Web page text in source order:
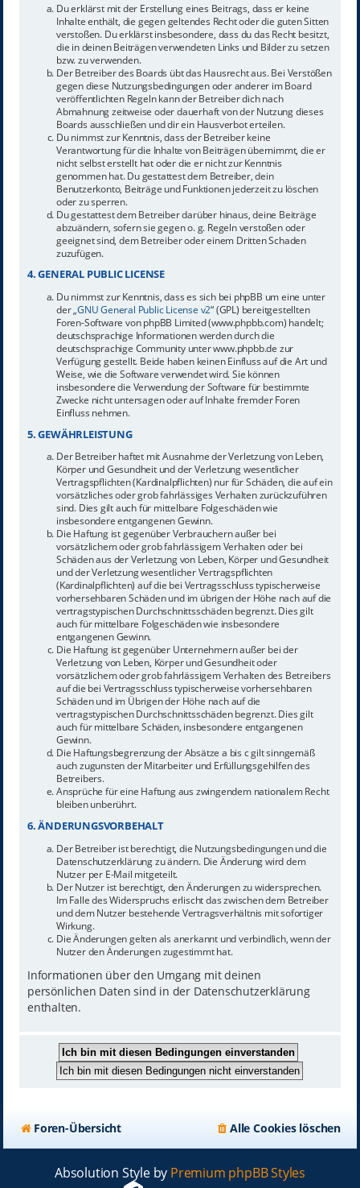
Du erklärst mit der Erstellung eines Beitrags, dass er keine
Inhalte enthält, die gegen geltendes Recht oder die guten Sitten
verstoßen. Du erklärst insbesondere, dass du das Recht besitzt,
die in deinen Beiträgen verwendeten Links und Bilder zu setzen
bzw. zu verwenden.
Der Betreiber des Boards übt das Hausrecht aus. Bei Verstößen
gegen diese Nutzungsbedingungen oder anderer im Board
veröffentlichten Regeln kann der Betreiber dich nach
Abmahnung zeitweise oder dauerhaft von der Nutzung dieses
Boards ausschließen und dir ein Hausverbot erteilen.
Du nimmst zur Kenntnis, dass der Betreiber keine
Verantwortung für die Inhalte von Beiträgen übernimmt, die er
nicht selbst erstellt hat oder die er nicht zur Kenntnis
genommen hat. Du gestattest dem Betreiber, dein
Benutzerkonto, Beiträge und Funktionen jederzeit zu löschen
oder zu sperren.
Du gestattest dem Betreiber darüber hinaus, deine Beiträge
abzuändern, sofern sie gegen o. g. Regeln verstoßen oder
geeignet sind, dem Betreiber oder einem Dritten Schaden
zuzufügen.
4. GENERAL PUBLIC LICENSE
Du nimmst zur Kenntnis, dass es sich bei phpBB um eine unter
der „GNU General Public License v2“ (GPL) bereitgestellten
Foren-Software von phpBB Limited (www.phpbb.com) handelt;
deutschsprachige Informationen werden durch die
deutschsprachige Community unter www.phpbb.de zur
Verfügung gestellt. Beide haben keinen Einfluss auf die Art und
Weise, wie die Software verwendet wird. Sie können
insbesondere die Verwendung der Software für bestimmte
Zwecke nicht untersagen oder auf Inhalte fremder Foren
Einfluss nehmen.
5. GEWÄHRLEISTUNG
Der Betreiber haftet mit Ausnahme der Verletzung von Leben,
Körper und Gesundheit und der Verletzung wesentlicher
Vertragspflichten (Kardinalpflichten) nur für Schäden, die auf ein
vorsätzliches oder grob fahrlässiges Verhalten zurückzuführen
sind. Dies gilt auch für mittelbare Folgeschäden wie
insbesondere entgangenen Gewinn.
Die Haftung ist gegenüber Verbrauchern außer bei
vorsätzlichem oder grob fahrlässigem Verhalten oder bei
Schäden aus der Verletzung von Leben, Körper und Gesundheit
und der Verletzung wesentlicher Vertragspflichten
(Kardinalpflichten) auf die bei Vertragsschluss typischerweise
vorhersehbaren Schäden und im übrigen der Höhe nach auf die
vertragstypischen Durchschnittsschäden begrenzt. Dies gilt
auch für mittelbare Folgeschäden wie insbesondere
entgangenen Gewinn.
Die Haftung ist gegenüber Unternehmern außer bei der
Verletzung von Leben, Körper und Gesundheit oder
vorsätzlichem oder grob fahrlässigem Verhalten des Betreibers
auf die bei Vertragsschluss typischerweise vorhersehbaren
Schäden und im Übrigen der Höhe nach auf die
vertragstypischen Durchschnittsschäden begrenzt. Dies gilt
auch für mittelbare Schäden, insbesondere entgangenen
Gewinn.
Die Haftungsbegrenzung der Absätze a bis c gilt sinngemäß
auch zugunsten der Mitarbeiter und Erfüllungsgehilfen des
Betreibers.
Ansprüche für eine Haftung aus zwingendem nationalem Recht
bleiben unberührt.
6. ÄNDERUNGSVORBEHALT
Der Betreiber ist berechtigt, die Nutzungsbedingungen und die
Datenschutzerklärung zu ändern. Die Änderung wird dem
Nutzer per E-Mail mitgeteilt.
Der Nutzer ist berechtigt, den Änderungen zu widersprechen.
Im Falle des Widerspruchs erlischt das zwischen dem Betreiber
und dem Nutzer bestehende Vertragsverhältnis mit sofortiger
Wirkung.
Die Änderungen gelten als anerkannt und verbindlich, wenn der
Nutzer den Änderungen zugestimmt hat.
Informationen über den Umgang mit deinen
persönlichen Daten sind in der Datenschutzerklärung
enthalten.
Foren-Übersicht Alle Cookies löschen
Absolution Style by Premium phpBB Styles